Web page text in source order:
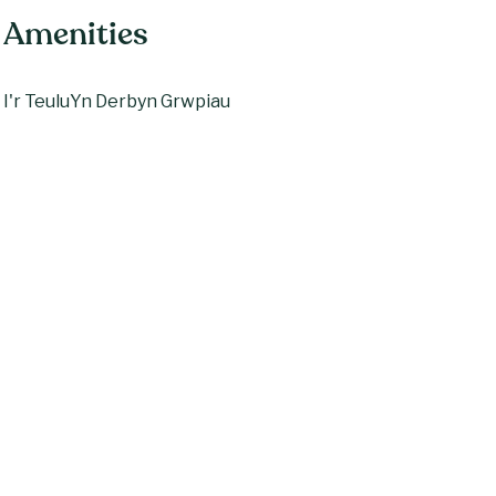
Amenities
I'r TeuluYn Derbyn Grwpiau